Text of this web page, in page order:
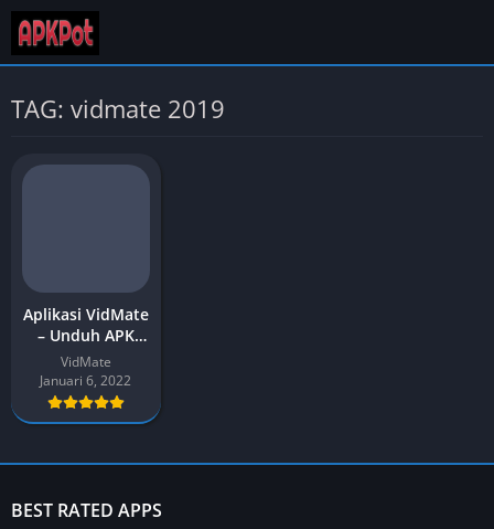
TAG: vidmate 2019
Aplikasi VidMate
– Unduh APK
VidMate Versi
Terbaru [2023]
untuk Android
VidMate
Januari 6, 2022
BEST RATED APPS